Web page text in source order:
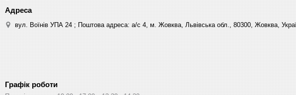
вул. Воїнів УПА 24 ; Поштова адреса: а/с 4, м. Жовква, Львівська обл., 80300, Жовква,
Графік роботи